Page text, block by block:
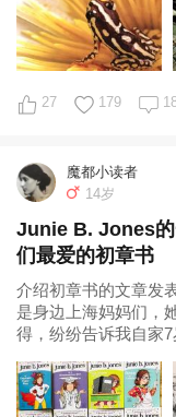
27 179
魔都小读者
14岁
Junie B. Jones
们最爱的初章书
介绍初章书的文章发
是身边上海妈妈们，
得，纷纷告诉我自家